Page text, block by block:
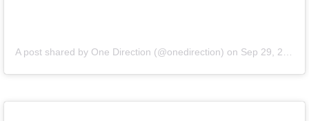
A post shared by One Direction (@onedirection) on Sep 29, 2013 at 3:59am PDT